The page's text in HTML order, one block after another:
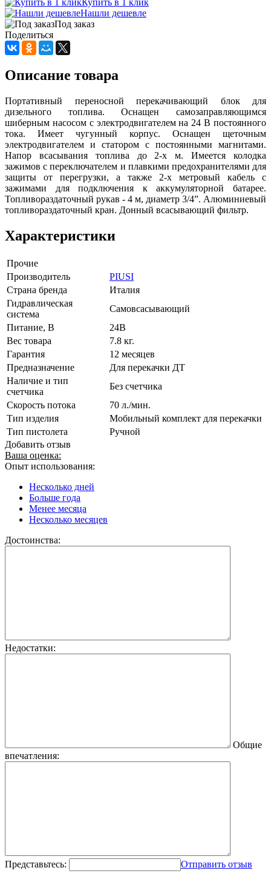
Нашли дешевле
Под заказ
Поделиться
Описание товара
Портативный переносной перекачивающий блок для
дизельного топлива. Оснащен самозаправляющимся
шиберным насосом с электродвигателем на 24 В постоянного
тока. Имеет чугунный корпус. Оснащен щеточным
электродвигателем и статором с постоянными магнитами.
Напор всасывания топлива до 2-х м. Имеется колодка
зажимов с переключателем и плавкими предохранителями для
защиты от перегрузки, а также 2-х метровый кабель с
зажимами для подключения к аккумуляторной батарее.
Топливораздаточный рукав - 4 м, диаметр 3/4”. Алюминиевый
топливораздаточный кран. Донный всасывающий фильтр.
Характеристики
Прочие
Производитель
PIUSI
Страна бренда
Италия
Гидравлическая
система
Cамовсасывающий
Питание, В
24В
Вес товара
7.8 кг.
Гарантия
12 месяцев
Предназначение
Для перекачки ДТ
Наличие и тип
счетчика
Без счетчика
Скорость потока
70 л./мин.
Тип изделия
Мобильный комплект для перекачки
Тип пистолета
Ручной
Добавить отзыв
Ваша оценка:
Опыт использования:
Несколько дней
Больше года
Менее месяца
Несколько месяцев
Достоинства:
Недостатки:
Общие
впечатления:
Представьтесь: Отправить отзыв